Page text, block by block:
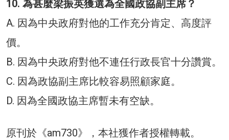
10. 為甚麼梁振英獲選為全國政協副主席？
A. 因為中央政府對他的工作充分肯定、高度評
價。
B. 因為中央政府對他不連任行政長官十分讚賞。
C. 因為政協副主席比較容易照顧家庭。
D. 因為全國政協主席暫未有空缺。
原刊於《am730》，本社獲作者授權轉載。